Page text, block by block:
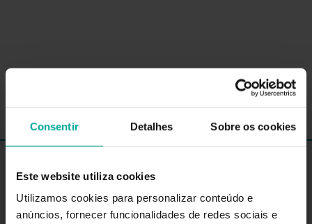
Consentir Detalhes Sobre os cookies
Este website utiliza cookies
Utilizamos cookies para personalizar conteúdo e
anúncios, fornecer funcionalidades de redes sociais e
Avenida Pedro Guedes, 507 4560-452, Penafiel